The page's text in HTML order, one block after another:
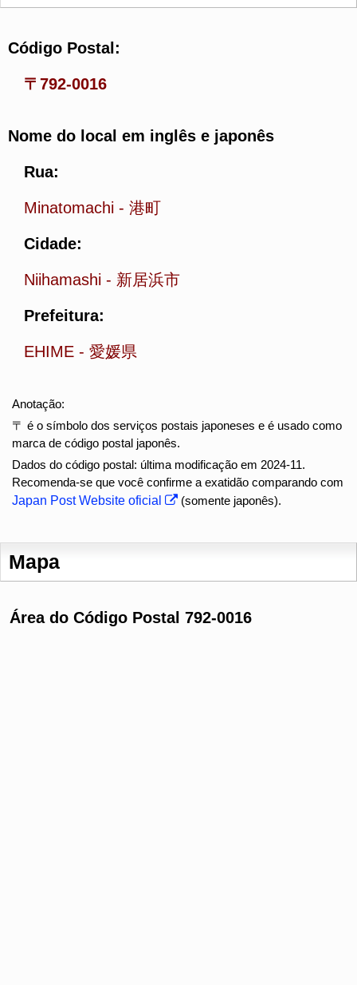
Código Postal:
〒792-0016
Nome do local em inglês e japonês
Rua:
Minatomachi - 港町
Cidade:
Niihamashi - 新居浜市
Prefeitura:
EHIME - 愛媛県
Anotação:
〒 é o símbolo dos serviços postais japoneses e é usado como
marca de código postal japonês.
Dados do código postal: última modificação em 2024-11.
Recomenda-se que você confirme a exatidão comparando com
Japan Post Website oficial
(somente japonês).
Mapa
Área do Código Postal 792-0016